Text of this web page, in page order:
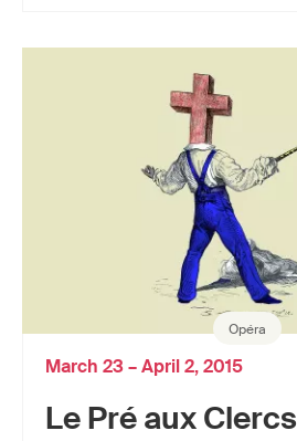
Opéra
Le Pré aux Clercs
March 23 – April 2, 2015